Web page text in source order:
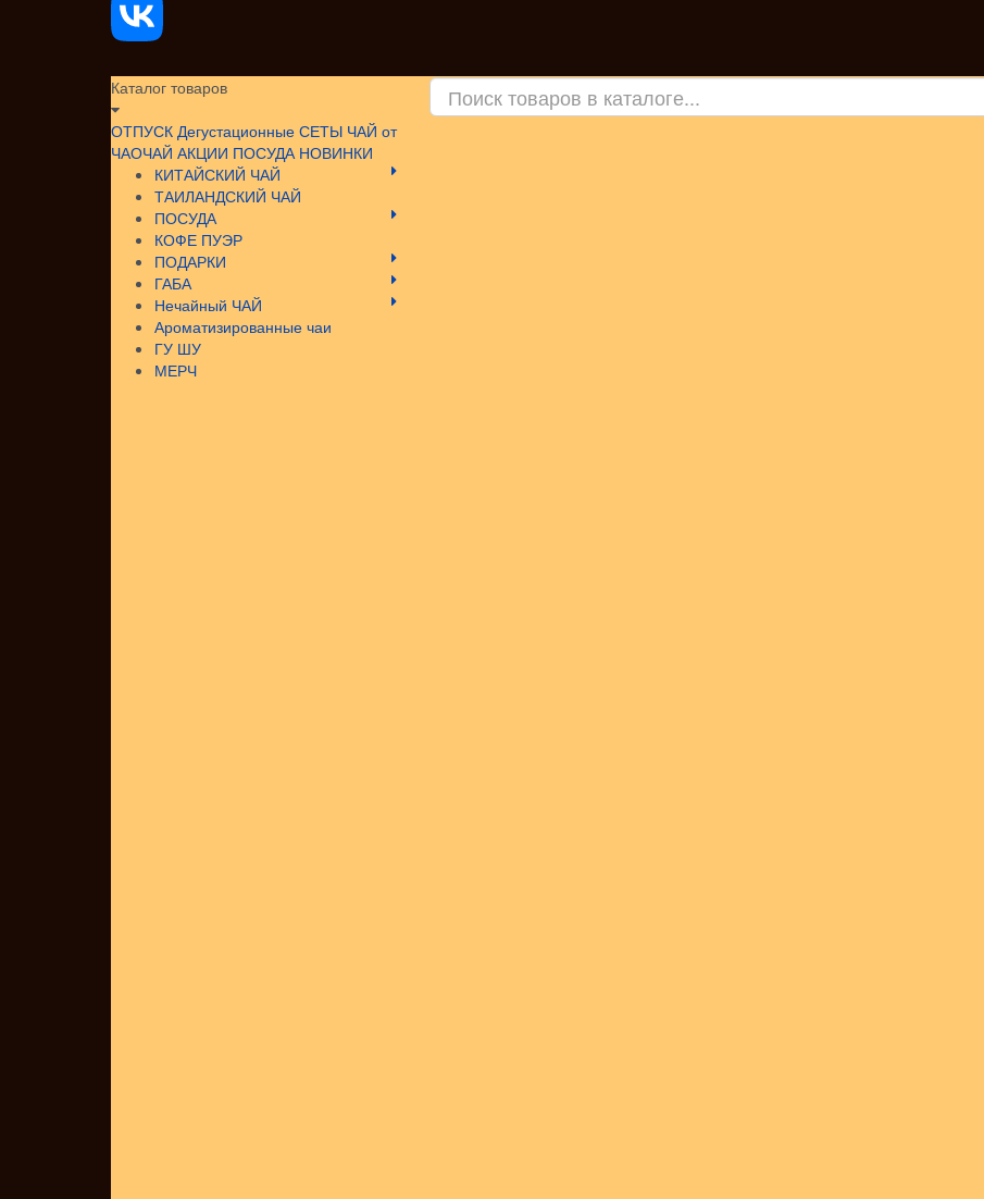
Каталог товаров
ОТПУСК Дегустационные СЕТЫ ЧАЙ от
ЧАОЧАЙ АКЦИИ ПОСУДА НОВИНКИ
КИТАЙСКИЙ ЧАЙ
ТАИЛАНДСКИЙ ЧАЙ
ПОСУДА
КОФЕ ПУЭР
ПОДАРКИ
ГАБА
Нечайный ЧАЙ
Ароматизированные чаи
ГУ ШУ
МЕРЧ